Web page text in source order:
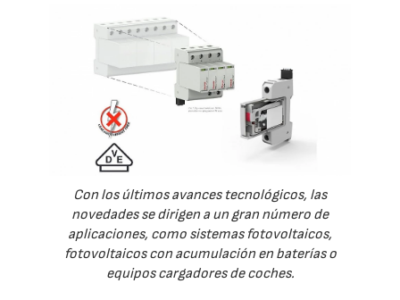
Con los últimos avances tecnológicos, las
novedades se dirigen a un gran número de
aplicaciones, como sistemas fotovoltaicos,
fotovoltaicos con acumulación en baterías o
equipos cargadores de coches.